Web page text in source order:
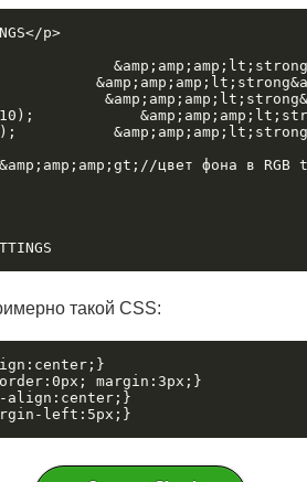
p>
цвет фона в RGB
такой CSS:
margin:3px;}
align:center;}